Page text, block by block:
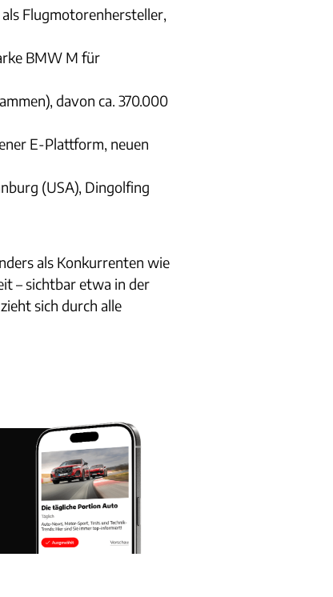
Flugmotorenhersteller,
BMW M für
davon ca. 370.000
E-Plattform, neuen
(USA), Dingolfing
als Konkurrenten wie
– sichtbar etwa in der
sich durch alle